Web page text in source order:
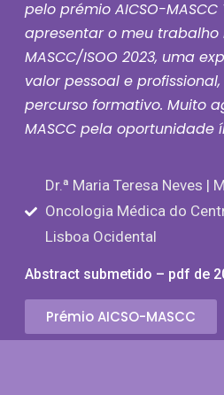
pelo prémio AICSO-
apresentar o meu trabalho
MASCC/ISOO 2023, uma
valor pessoal e
percurso formativo. Muito
MASCC pela oportunidade
Dr.ª Maria Teresa Neves |
Oncologia Médica do
Lisboa Ocidental
Abstract submetido – pdf de
Prémio AICSO-MASCC